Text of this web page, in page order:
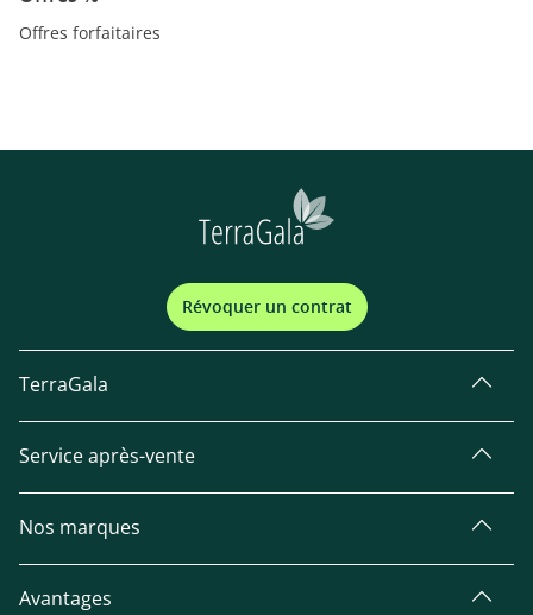
Offres forfaitaires
Révoquer un contrat
TerraGala
Service après-vente
Nos marques
Avantages